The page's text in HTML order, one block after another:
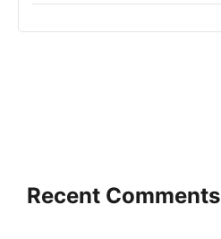
Recent Comments